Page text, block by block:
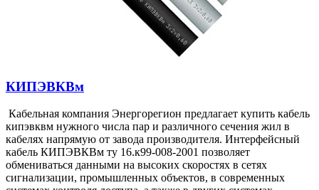
КИПЭВКВм
Кабельная компания Энергорегион предлагает купить кабель
кипэвквм нужного числа пар и различного сечения жил в
кабелях напрямую от завода производителя. Интерфейсный
кабель КИПЭВКВм ту 16.к99-008-2001 позволяет
обмениваться данными на высоких скоростях в сетях
сигнализации, промышленных объектов, в современных